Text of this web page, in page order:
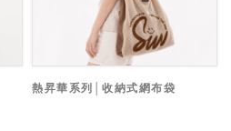
熱昇華系列│收納式網布袋